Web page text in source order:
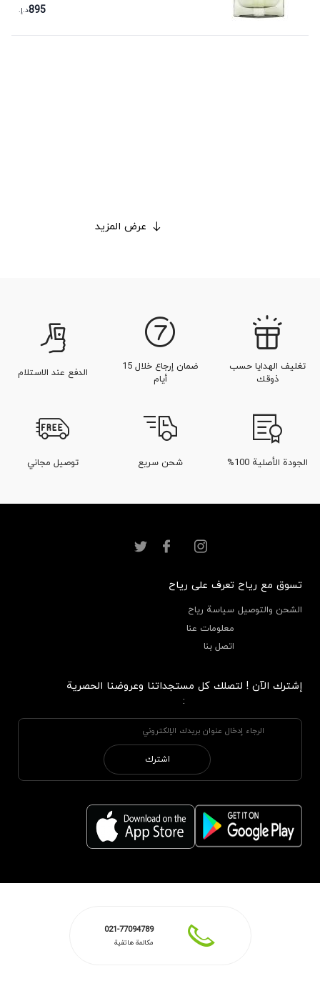
895د.إ.
عرض المزيد
تغليف الهدايا حسب
ذوقك
ضمان إرجاع خلال 15
أيام
الدفع عند الاستلام
الجودة الأصلية 100% شحن سريع توصيل مجاني
تسوق مع رياح
الشحن والتوصيل
تعرف على رياح
سياسة رياح
معلومات عنا
اتصل بنا
إشترك الآن ! لتصلك كل مستجداتنا وعروضنا الحصرية
:
اشترك
021-77094789
مكالمة هاتفية